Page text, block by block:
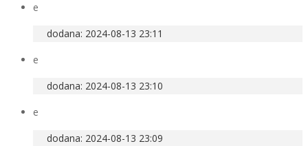
e
dodana: 2024-08-13 23:11
e
dodana: 2024-08-13 23:10
e
dodana: 2024-08-13 23:09